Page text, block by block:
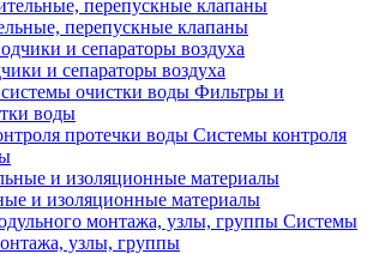
перепускные клапаны
и сепараторы воздуха
Фильтры и
воды
Системы контроля
и изоляционные материалы
Системы
узлы, группы